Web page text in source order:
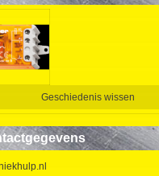
Geschiedenis wissen